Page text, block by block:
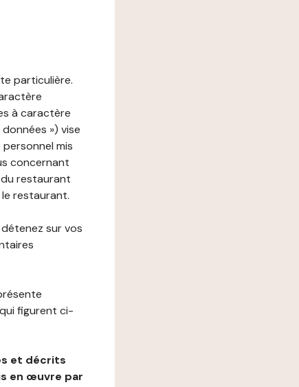
particulière.
à caractère
») vise
mis
concernant
restaurant
restaurant.
sur vos
figurent ci-
et décrits
en œuvre par